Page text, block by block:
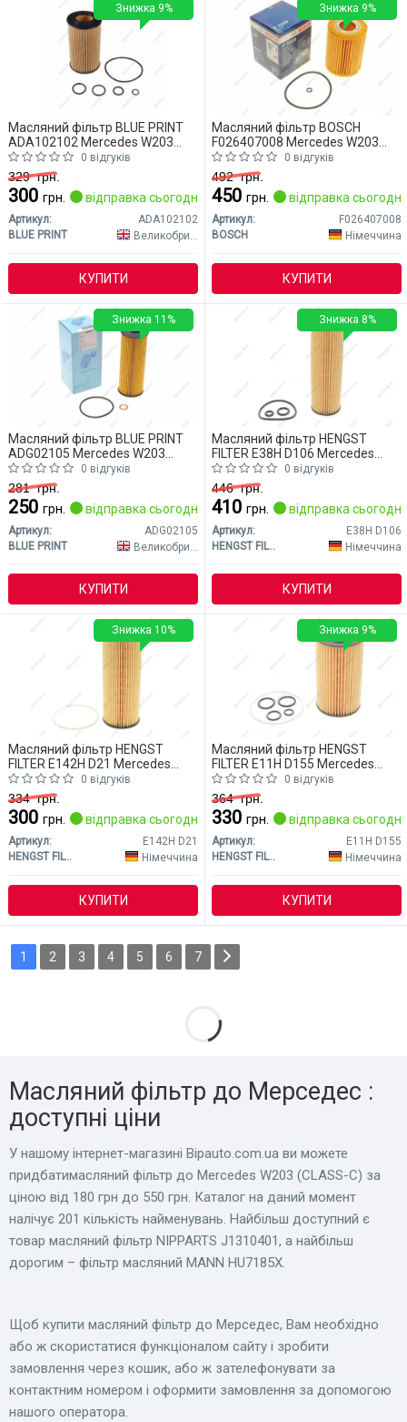
Масляний фільтр BLUE PRINT
ADA102102 Mercedes W203
(CLASS-C)
0 відгуків
329грн.
300 грн. відправка сьогодні
Артикул:
ADA102102
BLUE PRINT
Великобританія
КУПИТИ
Знижка 9%
Масляний фільтр BOSCH
F026407008 Mercedes W203
(CLASS-C)
0 відгуків
492грн.
450 грн. відправка сьогодні
Артикул:
F026407008
BOSCH
Німеччина
КУПИТИ
Знижка 9%
Масляний фільтр BLUE PRINT
ADG02105 Mercedes W203
(CLASS-C)
0 відгуків
281грн.
250 грн. відправка сьогодні
Артикул:
ADG02105
BLUE PRINT
Великобританія
КУПИТИ
Знижка 11%
Масляний фільтр HENGST
FILTER E38H D106 Mercedes
W203 (CLASS-C)0 відгуків
446грн.
410 грн. відправка сьогодні
Артикул:
E38H D106
HENGST FILTER
Німеччина
КУПИТИ
Знижка 8%
Масляний фільтр HENGST
FILTER E142H D21 Mercedes
W203 (CLASS-C)0 відгуків
334грн.
300 грн. відправка сьогодні
Артикул:
E142H D21
HENGST FILTER
Німеччина
КУПИТИ
Знижка 10%
Масляний фільтр HENGST
FILTER E11H D155 Mercedes
W203 (CLASS-C)0 відгуків
364грн.
330 грн. відправка сьогодні
Артикул:
E11H D155
HENGST FILTER
Німеччина
КУПИТИ
Знижка 9%
1 2 3 4 5 6 7
Масляний фільтр до Мерседес :
доступні ціни
У нашому інтернет-магазині Bіpauto.com.ua ви можете
придбатимасляний фільтр до Mercedes W203 (CLASS-C) за
ціною від 180 грн до 550 грн. Каталог на даний момент
налічує 201 кількість найменувань. Найбільш доступний є
товар масляний фільтр NIPPARTS J1310401, а найбільш
дорогим – фільтр масляний MANN HU7185X.
Щоб купити масляний фільтр до Мерседес, Вам необхідно
або ж скористатися функціоналом сайту і зробити
замовлення через кошик, або ж зателефонувати за
контактним номером і оформити замовлення за допомогою
нашого оператора.